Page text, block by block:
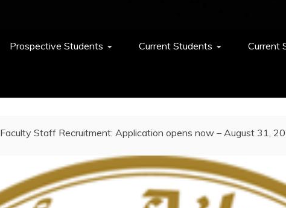
Prospective Students Current Students Current
Faculty Staff Recruitment: Application opens now – August 31,